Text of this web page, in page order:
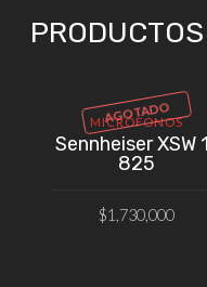
AGOTADO
MICRÓFONOS
Sennheiser XSW
825
$1,730,000